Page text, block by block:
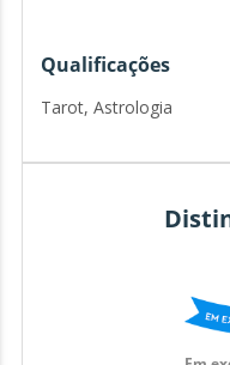
Foi através dos livros
que comecei a
ferramentas que
A minha curiosidade
aprofundar o meu
e mais tarde
capacidades de
Qualificações
Tarot, Astrologia